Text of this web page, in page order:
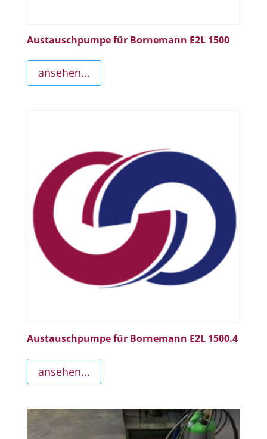
Austauschpumpe für Bornemann E2L 1500
ansehen...
Austauschpumpe für Bornemann E2L 1500.4
ansehen...